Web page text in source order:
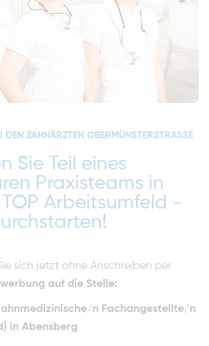
DEN ZAHNÄRZTEN OBERMÜNSTERSTRASSE
Sie Teil eines
Praxisteams in
Arbeitsumfeld -
sich jetzt ohne Anschreiben per
auf die Stelle:
n Fachangestellte/n
in Abensberg